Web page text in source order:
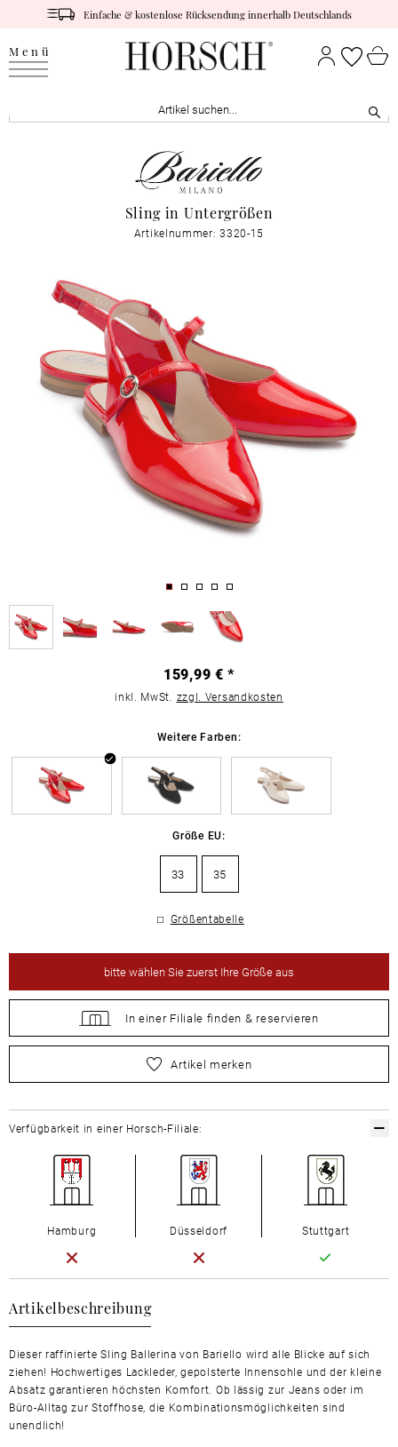
Einfache & kostenlose Rücksendung innerhalb Deutschlands
Menü
Sling in Untergrößen
Artikelnummer: 3320-15
159,99 € *
inkl. MwSt. zzgl. Versandkosten
Weitere Farben:
Größe EU:
33 35
Größentabelle
bittewählen Sie zuerst Ihre Größe aus
In einer Filiale finden & reservieren
wählen Sie zuerst Ihre Größe aus
Artikel merken
Artikelbeschreibung
Dieser raffinierte Sling Ballerina von Bariello wird alle Blicke auf sich
ziehen! Hochwertiges Lackleder, gepolsterte Innensohle und der kleine
Absatz garantieren höchsten Komfort. Ob lässig zur Jeans oder im
Büro-Alltag zur Stoffhose, die Kombinationsmöglichkeiten sind
unendlich!
Verfügbarkeit in einer Horsch-Filiale:
Hamburg Düsseldorf Stuttgart